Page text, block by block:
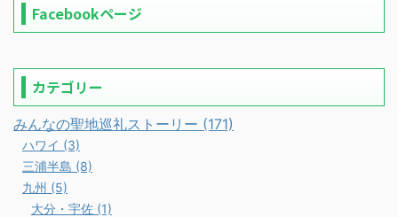
Facebookページ
カテゴリー
みんなの聖地巡礼ストーリー (171)
ハワイ (3)
三浦半島 (8)
九州 (5)
大分・宇佐 (1)